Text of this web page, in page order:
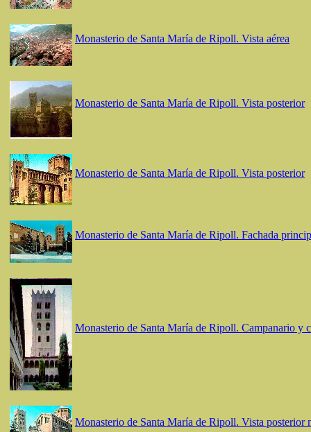
Monasterio de Santa María de Ripoll. Vista aérea
Monasterio de Santa María de Ripoll. Vista posterior
Monasterio de Santa María de Ripoll. Vista posterior
Monasterio de Santa María de Ripoll. Fachada
Monasterio de Santa María de Ripoll. Campanario y
Monasterio de Santa María de Ripoll. Vista posterior